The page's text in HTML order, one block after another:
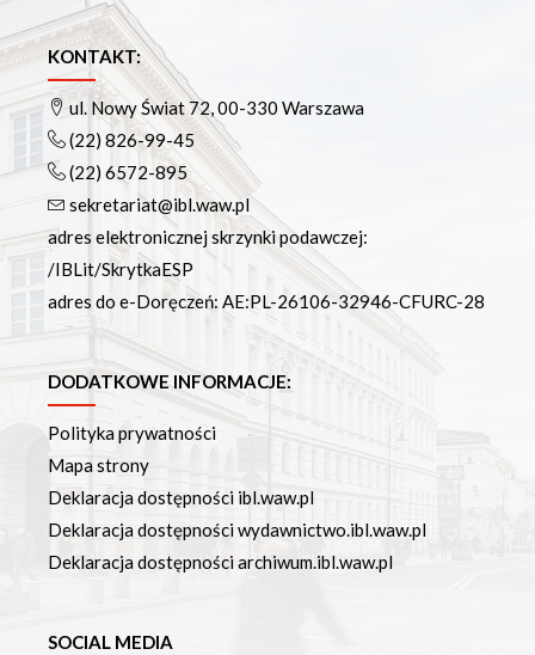
KONTAKT:
ul. Nowy Świat 72, 00-330 Warszawa
(22) 826-99-45
(22) 6572-895
sekretariat@ibl.waw.pl
adres elektronicznej skrzynki podawczej:
/IBLit/SkrytkaESP
adres do e-Doręczeń: AE:PL-26106-32946-CFURC-28
DODATKOWE INFORMACJE:
Polityka prywatności
Mapa strony
Deklaracja dostępności ibl.waw.pl
Deklaracja dostępności wydawnictwo.ibl.waw.pl
Deklaracja dostępności archiwum.ibl.waw.pl
SOCIAL MEDIA